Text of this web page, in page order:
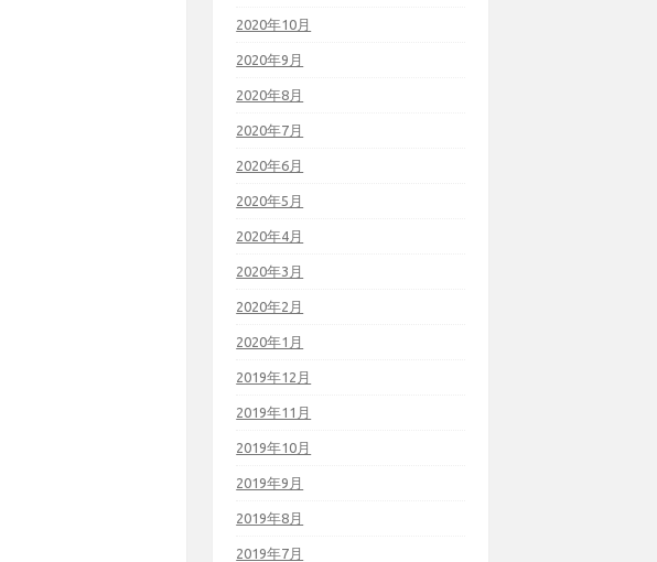
2020年10月
2020年9月
2020年8月
2020年7月
2020年6月
2020年5月
2020年4月
2020年3月
2020年2月
2020年1月
2019年12月
2019年11月
2019年10月
2019年9月
2019年8月
2019年7月